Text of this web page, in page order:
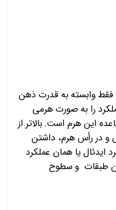
فقط وابسته به قدرت ذهن
را به صورت هرمی
این هرم است. بالاتر از
در رأس هرم، داشتن
ایدئال یا همان عملکرد
طبقات و سطوح